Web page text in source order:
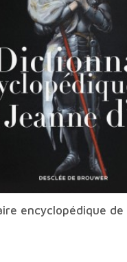
encyclopédique de